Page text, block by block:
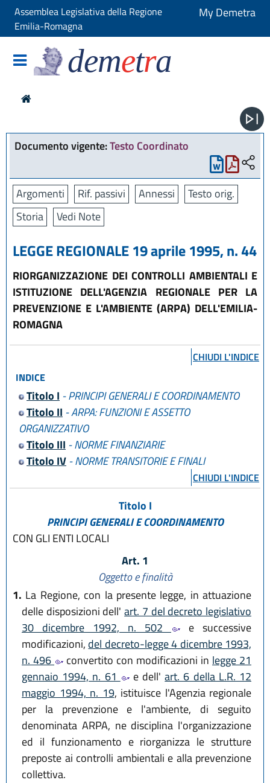
Assemblea Legislativa della Regione
Emilia-Romagna
My Demetra
demetra
Documento vigente:Testo Coordinato
Argomenti Rif. passivi Annessi
Testo orig.
Storia
Vedi Note
LEGGE REGIONALE 19 aprile 1995, n. 44
RIORGANIZZAZIONE DEI CONTROLLI AMBIENTALI E
ISTITUZIONE DELL'AGENZIA REGIONALE PER LA
PREVENZIONE E L'AMBIENTE (ARPA) DELL'EMILIA-
ROMAGNA
CHIUDI L'INDICE
INDICE
Titolo I - PRINCIPI GENERALI E COORDINAMENTO
Titolo II - ARPA: FUNZIONI E ASSETTO
ORGANIZZATIVO
Titolo III - NORME FINANZIARIE
Titolo IV- NORME TRANSITORIE E FINALI
CHIUDI L'INDICE
Titolo I
PRINCIPI GENERALI E COORDINAMENTO
CON GLI ENTI LOCALI
Art. 1
Oggetto e finalità
1. La Regione, con la presente legge, in attuazione
delle disposizioni dell'art. 7 del decreto legislativo
30 dicembre 1992, n. 502
e successive
modificazioni, del decreto-legge 4 dicembre 1993,
n. 496
convertito con modificazioni in legge 21
gennaio 1994, n. 61
e dell'art. 6 della L.R. 12
maggio 1994, n. 19, istituisce l'Agenzia regionale
per la prevenzione e l'ambiente, di seguito
denominata ARPA, ne disciplina l'organizzazione
ed il funzionamento e riorganizza le strutture
preposte ai controlli ambientali e alla prevenzione
collettiva.